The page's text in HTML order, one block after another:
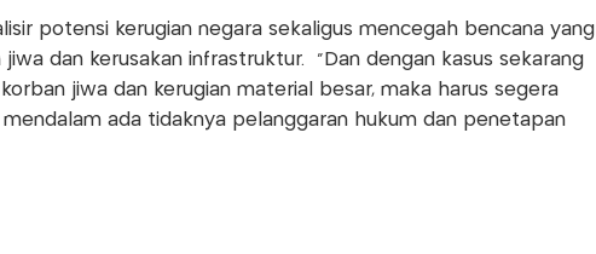
potensi kerugian negara sekaligus mencegah bencana yang
dan kerusakan infrastruktur. “Dan dengan kasus sekarang
jiwa dan kerugian material besar, maka harus segera
ada tidaknya pelanggaran hukum dan penetapan